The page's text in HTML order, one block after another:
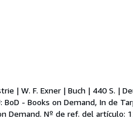
| W. F. Exner | Buch | 440 S. |
- Books on Demand, In de
Demand. Nº de ref. del artículo: